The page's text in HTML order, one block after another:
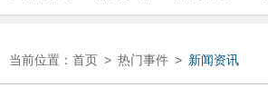
当前位置： 首页 > 热门事件 > 新闻资讯